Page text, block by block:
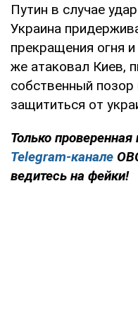
Путин в случае
Украина
прекращения огня
же атаковал Киев,
собственный
защититься от
Только
Telegram-канале
ведитесь на фейки!